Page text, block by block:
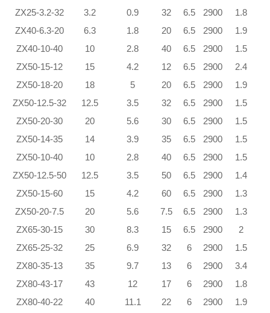
ZX25-3.2-32
3.2 0.9 32 6.5 2900
1.8
ZX40-6.3-20
6.3 1.8 20 6.5 2900
1.9
ZX40-10-40
10 2.8 40 6.5 2900
1.5
ZX50-15-12
15 4.2 12 6.5 2900
2.4
ZX50-18-20
18 5 20 6.5 2900
1.9
ZX50-12.5-32
12.5 3.5 32 6.5 2900
1.5
ZX50-20-30
20 5.6 30 6.5 2900
1.5
ZX50-14-35
14 3.9 35 6.5 2900
1.5
ZX50-10-40
10 2.8 40 6.5 2900
1.5
ZX50-12.5-50
12.5 3.5 50 6.5 2900
1.4
ZX50-15-60
15 4.2 60 6.5 2900
1.3
ZX50-20-7.5
20 5.6 7.5 6.5 2900
1.3
ZX65-30-15
30 8.3 15 6.5 2900
2
ZX65-25-32
25 6.9 32 6 2900
1.5
ZX80-35-13
35 9.7 13 6 2900
3.4
ZX80-43-17
43 12 17 6 2900
1.8
ZX80-40-22
40 11.1 22 6 2900
1.9